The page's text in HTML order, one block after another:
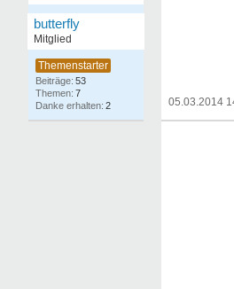
butterfly
Mitglied
53
7
2
05.03.2014